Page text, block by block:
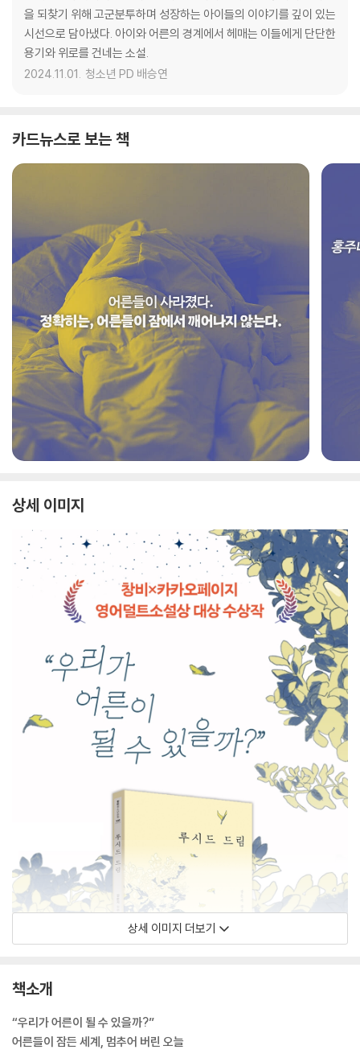
을 되찾기 위해 고군분투하며 성장하는 아이들의 이야기를 깊이 있는
시선으로 담아냈다. 아이와 어른의 경계에서 헤매는 이들에게 단단한
용기와 위로를 건네는 소설.
2024.11.01. 청소년 PD 배승연
카드뉴스로 보는 책
상세 이미지
상세 이미지 더보기
책소개
“우리가 어른이 될 수 있을까?”
어른들이 잠든 세계, 멈추어 버린 오늘